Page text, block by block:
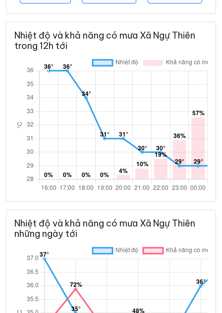
Nhiệt độ và khả năng có mưa Xã Ngự Thiên
trong 12h tới
Nhiệt độ và khả năng có mưa Xã Ngự Thiên
những ngày tới